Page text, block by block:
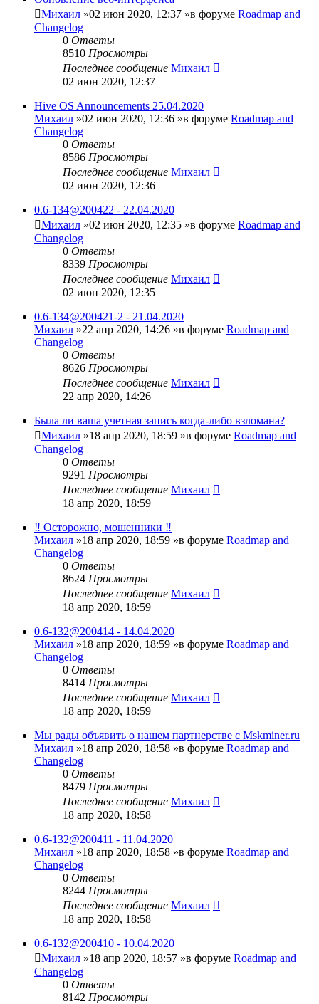
Михаил »02 июн 2020, 12:37 »в форуме Roadmap and
Changelog
0 Ответы
8510 Просмотры
Последнее сообщение Михаил
02 июн 2020, 12:37
Hive OS Announcements 25.04.2020
Михаил »02 июн 2020, 12:36 »в форуме Roadmap and
Changelog
0 Ответы
8586 Просмотры
Последнее сообщение Михаил
02 июн 2020, 12:36
0.6-134@200422 - 22.04.2020
Михаил »02 июн 2020, 12:35 »в форуме Roadmap and
Changelog
0 Ответы
8339 Просмотры
Последнее сообщение Михаил
02 июн 2020, 12:35
0.6-134@200421-2 - 21.04.2020
Михаил »22 апр 2020, 14:26 »в форуме Roadmap and
Changelog
0 Ответы
8626 Просмотры
Последнее сообщение Михаил
22 апр 2020, 14:26
Была ли ваша учетная запись когда-либо взломана?
Михаил »18 апр 2020, 18:59 »в форуме Roadmap and
Changelog
0 Ответы
9291 Просмотры
Последнее сообщение Михаил
18 апр 2020, 18:59
‼️ Осторожно, мошенники ‼️
Михаил »18 апр 2020, 18:59 »в форуме Roadmap and
Changelog
0 Ответы
8624 Просмотры
Последнее сообщение Михаил
18 апр 2020, 18:59
0.6-132@200414 - 14.04.2020
Михаил »18 апр 2020, 18:59 »в форуме Roadmap and
Changelog
0 Ответы
8414 Просмотры
Последнее сообщение Михаил
18 апр 2020, 18:59
Мы рады объявить о нашем партнерстве с Mskminer.ru
Михаил »18 апр 2020, 18:58 »в форуме Roadmap and
Changelog
0 Ответы
8479 Просмотры
Последнее сообщение Михаил
18 апр 2020, 18:58
0.6-132@200411 - 11.04.2020
Михаил »18 апр 2020, 18:58 »в форуме Roadmap and
Changelog
0 Ответы
8244 Просмотры
Последнее сообщение Михаил
18 апр 2020, 18:58
0.6-132@200410 - 10.04.2020
Михаил »18 апр 2020, 18:57 »в форуме Roadmap and
Changelog
0 Ответы
8142 Просмотры